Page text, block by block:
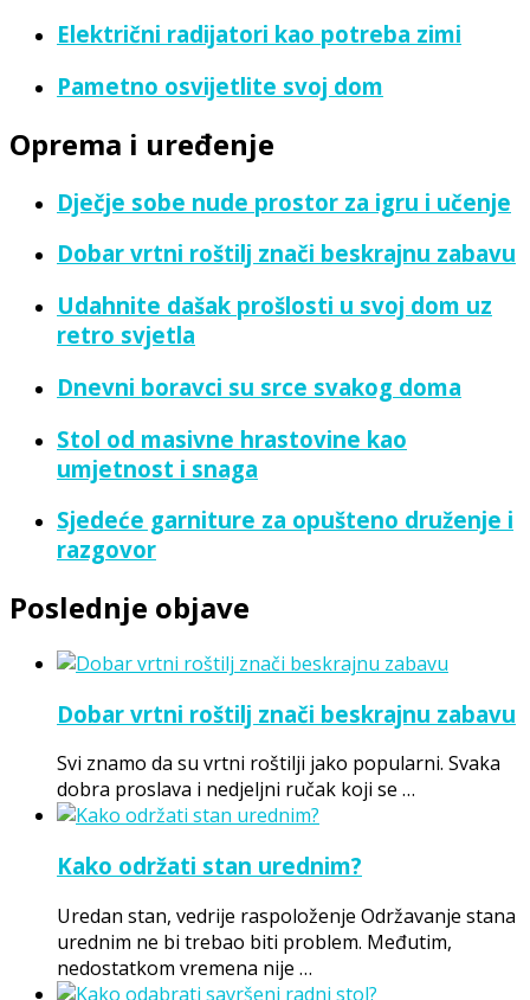
Električni radijatori kao potreba zimi
Pametno osvijetlite svoj dom
Oprema i uređenje
Dječje sobe nude prostor za igru i učenje
Dobar vrtni roštilj znači beskrajnu zabavu
Udahnite dašak prošlosti u svoj dom uz
retro svjetla
Dnevni boravci su srce svakog doma
Stol od masivne hrastovine kao
umjetnost i snaga
Sjedeće garniture za opušteno druženje i
razgovor
Poslednje objave
Dobar vrtni roštilj znači beskrajnu zabavu
Svi znamo da su vrtni roštilji jako popularni. Svaka
dobra proslava i nedjeljni ručak koji se …
Kako održati stan urednim?
Uredan stan, vedrije raspoloženje Održavanje stana
urednim ne bi trebao biti problem. Međutim,
nedostatkom vremena nije …